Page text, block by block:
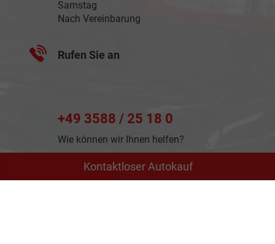
Kontaktloser Autokauf
Samstag
Nach Vereinbarung
Rufen Sie an
+49 3588 / 25 18 0
Wie können wir Ihnen helfen?